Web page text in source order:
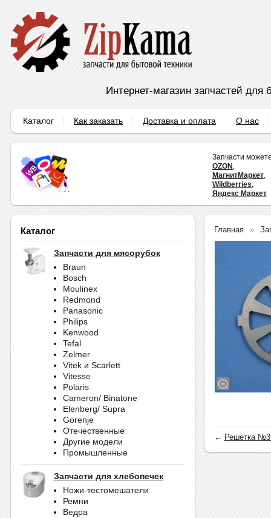
Интернет-магазин запчастей для
Каталог Как заказать Доставка и оплата О нас
Запчасти
OZON ,
МагнитМаркет,
Wildberries,
Яндекс Маркет
Каталог
Запчасти для мясорубок
Braun
Bosch
Moulinex
Redmond
Panasonic
Philips
Kenwood
Tefal
Zelmer
Vitek и Scarlett
Vitesse
Polaris
Cameron/ Binatone
Elenberg/ Supra
Gorenje
Отечественные
Другие модели
Промышленные
Запчасти для хлебопечек
Ножи-тестомешатели
Ремни
Ведра
Главная
← Решетка №3